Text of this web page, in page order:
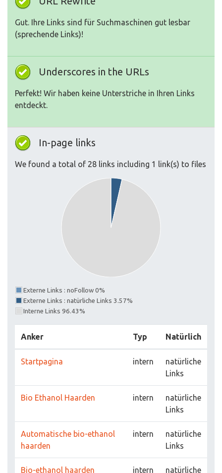
Gut. Ihre Links sind für Suchmaschinen gut lesbar
(sprechende Links)!
Underscores in the URLs
Perfekt! Wir haben keine Unterstriche in Ihren Links
entdeckt.
In-page links
We found a total of 28 links including 1 link(s) to files
Externe Links : noFollow 0%
Externe Links : natürliche Links 3.57%
Interne Links 96.43%
Anker Typ Natürlich
Startpagina intern
natürliche
Links
Bio Ethanol Haarden intern
natürliche
Links
Automatische bio-ethanol
haarden
intern
natürliche
Links
Bio-ethanol haarden
intern
natürliche